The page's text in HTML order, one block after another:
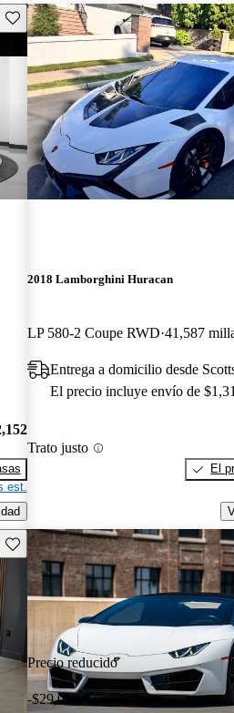
Guarda este Aviso
est.
2018 Lamborghini Huracan
LP 580-2 Coupe RWD 41,587
Entrega a domicilio desde
El precio incluye envío de
Trato justo
El
Guarda este Aviso
Precio reducido
-$29,000